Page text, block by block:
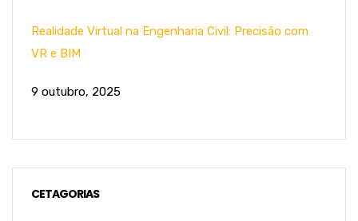
Realidade Virtual na Engenharia Civil: Precisão com
VR e BIM
9 outubro, 2025
CETAGORIAS